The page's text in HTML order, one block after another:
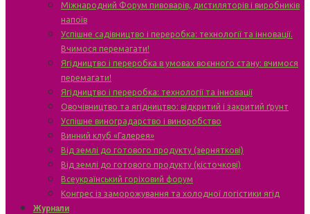
Міжнародний Форум пивоварів, дистиляторів і виробників
напоїв
Успішне садівництво і переробка: технології та інновації.
Вчимося перемагати!
Ягідництво і переробка в умовах воєнного стану: вчимося
перемагати!
Ягідництво і переробка: технології та інновації
Овочівництво та ягідництво: відкритий і закритий ґрунт
Успішне виноградарство і виноробство
Винний клуб «Галерея»
Від землі до готового продукту (зерняткові)
Від землі до готового продукту (кісточкові)
Всеукраїнський горіховий форум
Конгрес із заморожування та холодної логістики ягід
Журнали